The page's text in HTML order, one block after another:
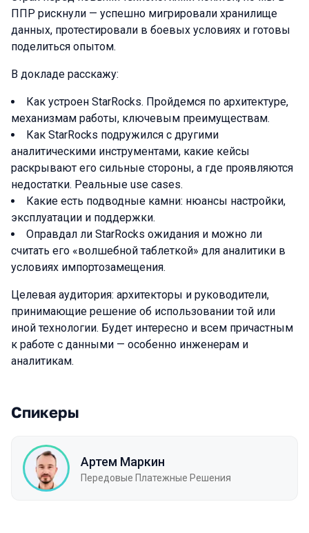
ППР рискнули — успешно мигрировали хранилище
данных, протестировали в боевых условиях и готовы
поделиться опытом.
В докладе расскажу:
Как устроен StarRocks. Пройдемся по архитектуре,
механизмам работы, ключевым преимуществам.
Как StarRocks подружился с другими
аналитическими инструментами, какие кейсы
раскрывают его сильные стороны, а где проявляются
недостатки. Реальные use cases.
Какие есть подводные камни: нюансы настройки,
эксплуатации и поддержки.
Оправдал ли StarRocks ожидания и можно ли
считать его «волшебной таблеткой» для аналитики в
условиях импортозамещения.
Целевая аудитория: архитекторы и руководители,
принимающие решение об использовании той или
иной технологии. Будет интересно и всем причастным
к работе с данными — особенно инженерам и
аналитикам.
Спикеры
Артем Маркин
Передовые Платежные Решения